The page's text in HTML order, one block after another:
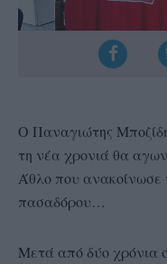
Ο Παναγιώτης
τη νέα χρονιά θα
Άθλο που ανακοίνωσε
πασαδόρου…
Μετά από δύο χρόνια